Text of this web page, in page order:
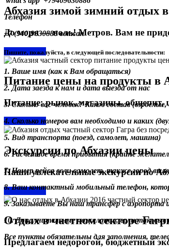
Абхазия зимой зимний отдых
До моря — ноль! Метров. Вам не
Подробнее »
Питание цены на продукты в
Питание: рынок, магазины, общепит,
Подробнее »
Экскурсии по Абхазии цены
Наши увлекательные экскурсии по
Подробнее »
Отдых в частном секторе
Предлагаем недорогой, бюджетный
Телефон
+7 (940)9630886 вотсап
Пишите, пожалуйста, в следующей последовательности:
1. Ваше имя (как к Вам обращаться)
2. Дата заезда к нам и дата выезда от нас
3. Сколько вас человек? Каков состав
4. Сколько номеров вам необходимо и каких
5. Вид транспорта (поезд, самолет, машина)
6. Расчетное время прибытия (крайне
7. Номер рейса если самолет, также город
8. Ваш контактный мобильный телефон,
9. Заказываете Вы наш трансфер с аэропорта
10. Дополнительные пожелания, если
Все пункты обязательны для заполнения,